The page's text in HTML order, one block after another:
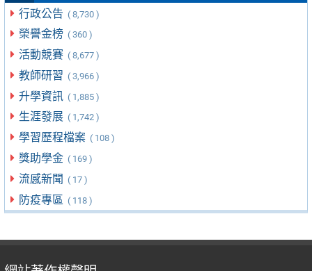
行政公告 ( 8,730 )
榮譽金榜 ( 360 )
活動競賽 ( 8,677 )
教師研習 ( 3,966 )
升學資訊 ( 1,885 )
生涯發展 ( 1,742 )
學習歷程檔案 ( 108 )
獎助學金 ( 169 )
流感新聞 ( 17 )
防疫專區 ( 118 )